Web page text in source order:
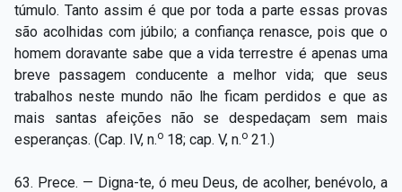
túmulo. Tanto assim é que por toda a parte essas provas
são acolhidas com júbilo; a confiança renasce, pois que o
homem doravante sabe que a vida terrestre é apenas uma
breve passagem conducente a melhor vida; que seus
trabalhos neste mundo não lhe ficam perdidos e que as
mais santas afeições não se despedaçam sem mais
esperanças. (Cap. IV, n.o 18; cap. V, n.o 21.)
63. Prece. — Digna-te, ó meu Deus, de acolher, benévolo, a